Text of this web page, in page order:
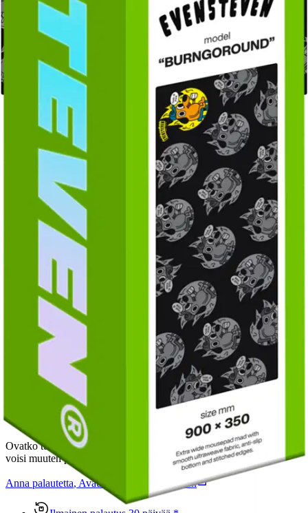
Postin pakettiautomaattiin tai
palvelupisteeseen!
Etu ei koske Suuri‑lisäpalvelulla toimitettavia tuotteita.
Tarkista myymäläsaatavuus
Tuotekuvaus
Erittäin leveä hiirimatto, jossa on sileä ultraweave-kangas,
liukumaton pohja ja ommellut reunat. Työpöytämatto tarjoaa hiirelle
hyvän liukupinnan ja pitää näppäimistön paikallaan. Työpöytämatto
suojaa myös työpöytäsi naarmuilta ja tahroilta. Koko 900x350mm.
Oletko tyytyväinen tuotetietoihin?
Ovatko tuotetiedot riittävät? Jos tuotetiedoissa on puutteita tai niitä
voisi muuten parantaa, anna palautetta.
Anna palautetta, Avautuu uuteen välilehteen